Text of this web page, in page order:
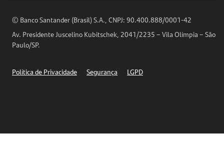
Definições de Cookies
Horários de Atendimento
Telefones
© Banco Santander (Brasil) S.A., CNPJ: 90.400.888/0001-42
Av. Presidente Juscelino Kubitschek, 2041/2235 – Vila Olímpia – São
Paulo/SP.
Política de Privacidade Segurança LGPD